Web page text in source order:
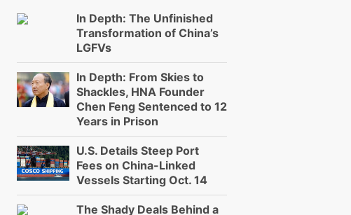
In Depth: The Unfinished
Transformation of China’s
LGFVs
In Depth: From Skies to
Shackles, HNA Founder
Chen Feng Sentenced to 12
Years in Prison
U.S. Details Steep Port
Fees on China-Linked
Vessels Starting Oct. 14
The Shady Deals Behind a